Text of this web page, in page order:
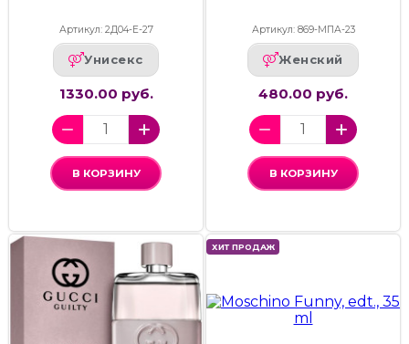
Артикул: 2Д04-Е-27
Унисекс
1330.00 руб.
В КОРЗИНУ
Артикул: 869-МПА-23
Женский
480.00 руб.
В КОРЗИНУ
ХИТ ПРОДАЖ